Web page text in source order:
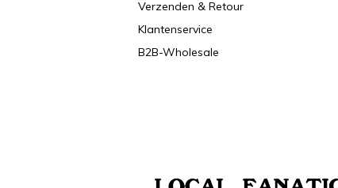
Verzenden & Retour
Klantenservice
B2B-Wholesale